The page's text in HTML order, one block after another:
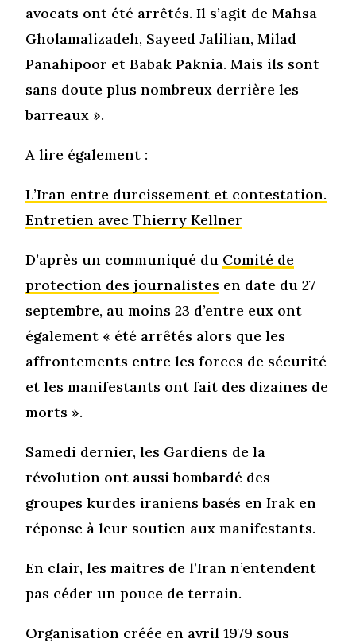
avocats ont été arrêtés. Il s’agit de Mahsa
Gholamalizadeh, Sayeed Jalilian, Milad
Panahipoor et Babak Paknia. Mais ils sont
sans doute plus nombreux derrière les
barreaux ».
A lire également :
L’Iran entre durcissement et contestation.
Entretien avec Thierry Kellner
D’après un communiqué du Comité de
protection des journalistes en date du 27
septembre, au moins 23 d’entre eux ont
également « été arrêtés alors que les
affrontements entre les forces de sécurité
et les manifestants ont fait des dizaines de
morts ».
Samedi dernier, les Gardiens de la
révolution ont aussi bombardé des
groupes kurdes iraniens basés en Irak en
réponse à leur soutien aux manifestants.
En clair, les maitres de l’Iran n’entendent
pas céder un pouce de terrain.
Organisation créée en avril 1979 sous